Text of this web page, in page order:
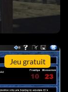
Jeu gratuit